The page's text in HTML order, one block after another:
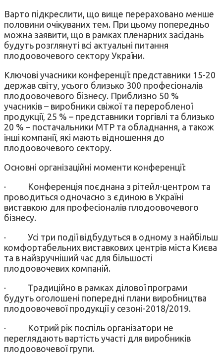
Варто підкреслити, що вище перераховано менше
половини очікуваних тем. При цьому попередньо
можна заявити, що в рамках пленарних засідань
будуть розглянуті всі актуальні питання
плодоовочевого сектору України.
Ключові учасники конференції: представники 15-20
держав світу, усього близько 300 професіоналів
плодоовочевого бізнесу. Приблизно 50 %
учасників – виробники свіжої та переробленої
продукції, 25 % – представники торгівлі та близько
20 % – постачальники МТР та обладнання, а також
інші компанії, які мають відношення до
плодоовочевого сектору.
Основні організаційні моменти конференції:
· Конференція поєднана з рітейл-центром та
проводиться одночасно з єдиною в Україні
виставкою для професіоналів плодоовочевого
бізнесу.
· Усі три події відбудуться в одному з найбільш
комфортабельних виставкових центрів міста Києва
та в найзручніший час для більшості
плодоовочевих компаній.
· Традиційно в рамках ділової програми
будуть оголошені попередні плани виробництва
плодоовочевої продукції у сезоні-2018/2019.
· Котрий рік поспіль організатори не
переглядають вартість участі для виробників
плодоовочевої групи.